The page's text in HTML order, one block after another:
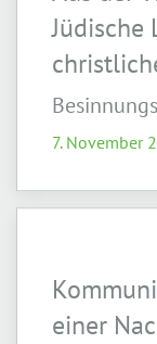
Jüdische
7. November
einer